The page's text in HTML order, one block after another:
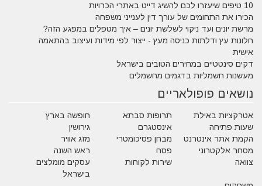
10 טיפים שיעזרו לכם להשיג דייט באתרי הכרויות
הכירו את התחומים של עורך דין לענייני משפחה
מרשת יונים ועד ניקוי לשלשת יונים – איך מטפלים במפגע הזה?
חלונות עץ ודלתות כניסה מעץ - ייצור לפי מידות ועיצוב בהתאמה
אישית
דקים סינטטיים במחירים הטובים בישראל
מעשנות חשמליות בדגמים מחשמלים
נושאים פופולאריים
אטרקציות באילת תרופות סבתא
חופשה בארץ
שעות פתיחה
אינסטגרם
גירושין
הקמת אתר אינטרנט
מבחן פסיכומטרי
מזג אוויר
מסחר אלקטרוני
פסח
ראש השנה
צוואה
שירות לקוחות
עסקים מומלצים
בישראל